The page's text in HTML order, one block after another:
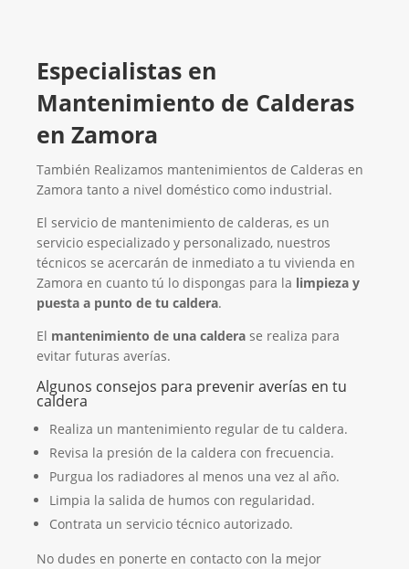
Especialistas en
Mantenimiento de Calderas
en Zamora
También Realizamos mantenimientos de Calderas en
Zamora tanto a nivel doméstico como industrial.
El servicio de mantenimiento de calderas, es un
servicio especializado y personalizado, nuestros
técnicos se acercarán de inmediato a tu vivienda en
Zamora en cuanto tú lo dispongas para la limpieza y
puesta a punto de tu caldera.
El mantenimiento de una caldera se realiza para
evitar futuras averías.
Algunos consejos para prevenir averías en tu
caldera
Realiza un mantenimiento regular de tu caldera.
Revisa la presión de la caldera con frecuencia.
Purgua los radiadores al menos una vez al año.
Limpia la salida de humos con regularidad.
Contrata un servicio técnico autorizado.
No dudes en ponerte en contacto con la mejor